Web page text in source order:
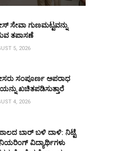
ಸೇವಾ ಗುಣಮಟ್ಟವನ್ನು
ತಪಾಸಣೆ
5, 2026
ಸಂಪೂರ್ಣ ಅಪರಾಧ
ಖಚಿತಪಡಿಸುತ್ತಾರೆ
4, 2026
ಬಾರ್ ಬಳಿ ದಾಳಿ: ನಿಟ್ಟೆ
ವಿದ್ಯಾರ್ಥಿಗಳು